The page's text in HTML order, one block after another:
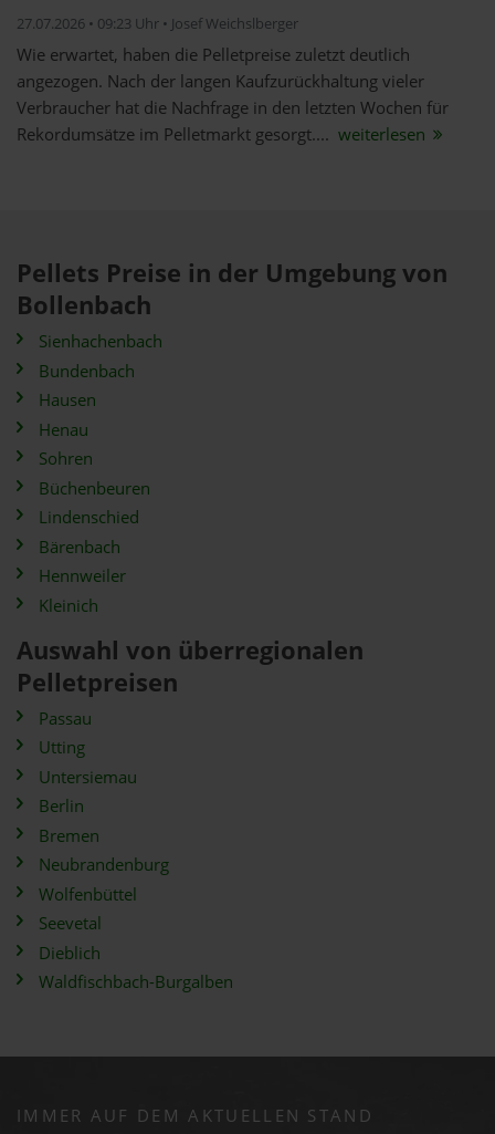
27.07.2026 • 09:23 Uhr • Josef Weichslberger
Wie erwartet, haben die Pelletpreise zuletzt deutlich
angezogen. Nach der langen Kaufzurückhaltung vieler
Verbraucher hat die Nachfrage in den letzten Wochen für
Rekordumsätze im Pelletmarkt gesorgt.... weiterlesen
Pellets Preise in der Umgebung von
Bollenbach
Sienhachenbach
Bundenbach
Hausen
Henau
Sohren
Büchenbeuren
Lindenschied
Bärenbach
Hennweiler
Kleinich
Auswahl von überregionalen
Pelletpreisen
Passau
Utting
Untersiemau
Berlin
Bremen
Neubrandenburg
Wolfenbüttel
Seevetal
Dieblich
Waldfischbach-Burgalben
IMMER AUF DEM AKTUELLEN STAND